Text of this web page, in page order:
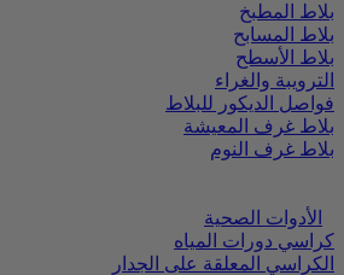
بلاط المطبخ
بلاط المسابح
بلاط الأسطح
الترويبة والغراء
فواصل الديكور للبلاط
بلاط غرف المعيشة
بلاط غرف النوم
الأدوات الصحية
كراسي دورات المياه
الكراسي المعلقة على الجدار